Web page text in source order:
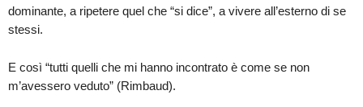
dominante, a ripetere quel che “si dice”, a vivere all’esterno di se
stessi.
E così “tutti quelli che mi hanno incontrato è come se non
m’avessero veduto” (Rimbaud).